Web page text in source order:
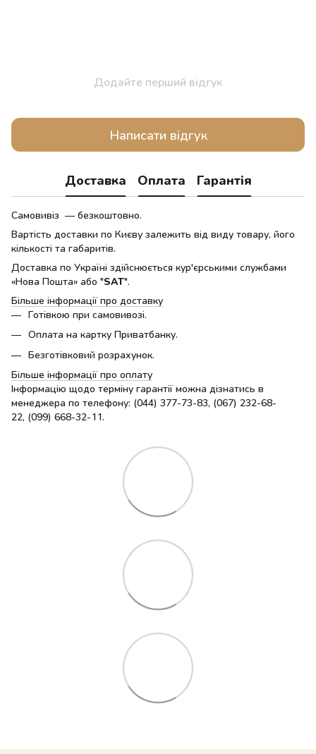
Додайте перший відгук
Написати відгук
Доставка Оплата Гарантія
Самовивіз — безкоштовно.
Вартість доставки по Києву залежить від виду товару, його
кількості та габаритів.
Доставка по Україні здійснюється кур'єрськими службами
«Нова Пошта» або "SAT".
Більше інформації про доставку
Готівкою при самовивозі.
Оплата на картку Приватбанку.
Безготівковий розрахунок.
Більше інформації про оплату
Інформацію щодо терміну гарантії можна дізнатись в
менеджера по телефону: (044) 377-73-83, (067) 232-68-
22, (099) 668-32-11.